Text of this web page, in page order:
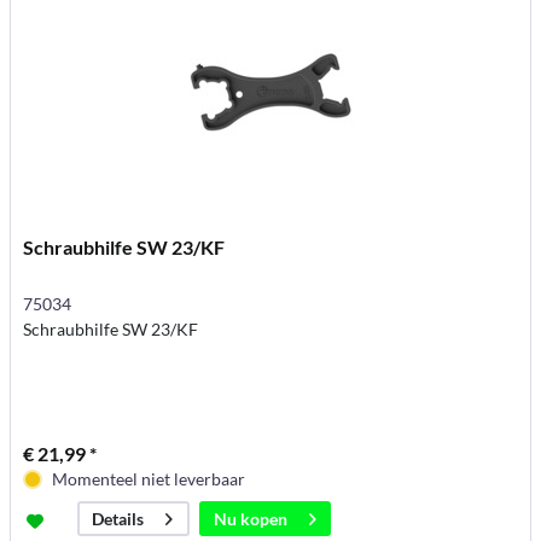
Schraubhilfe SW 23/KF
75034
Schraubhilfe SW 23/KF
€ 21,99 *
Momenteel niet leverbaar
Details
Nu kopen